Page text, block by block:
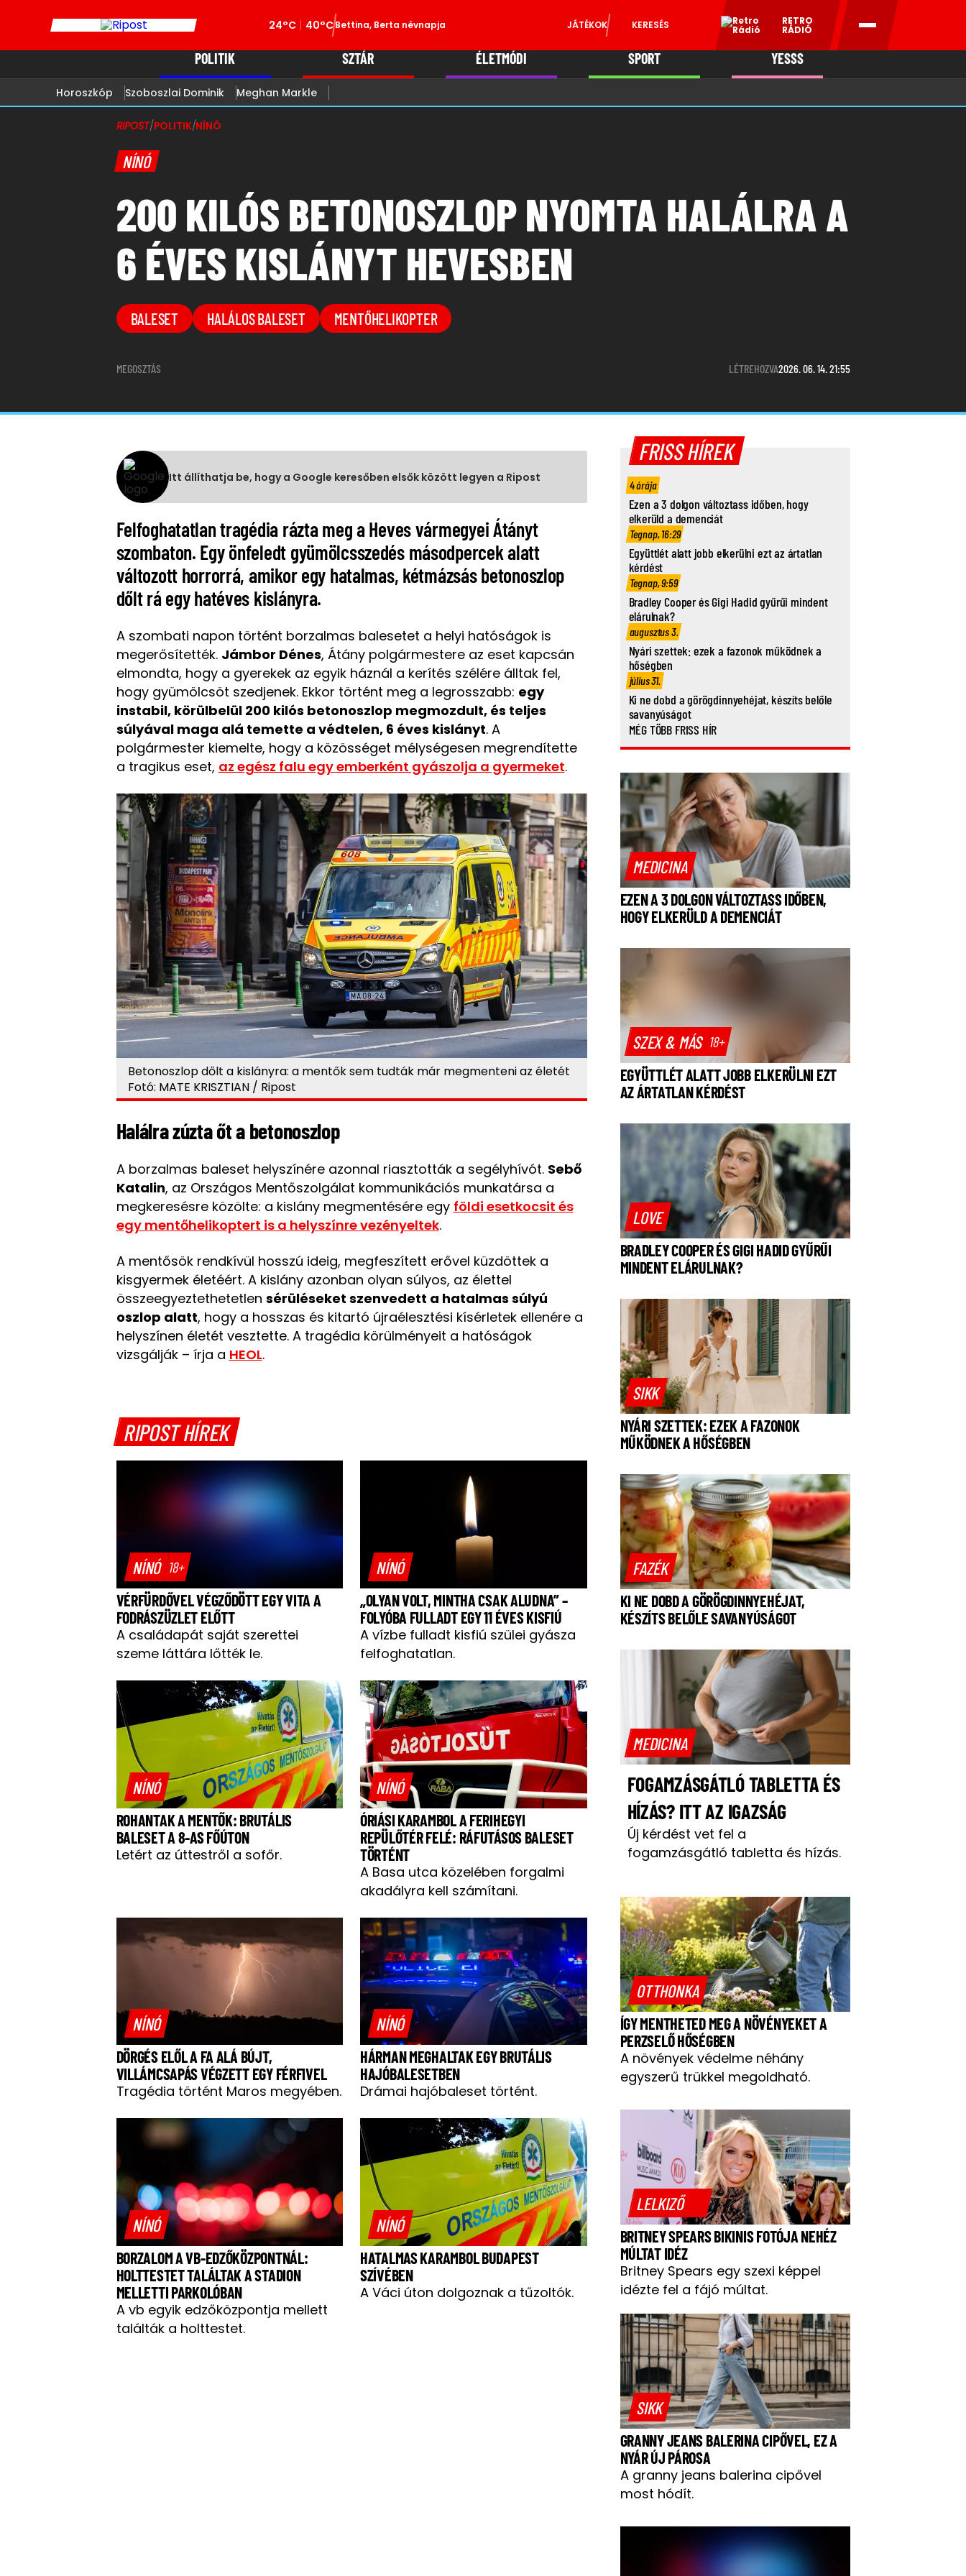
24°C 40°CBettina, Berta névnapja JÁTÉKOK KERESÉS RETRO
RÁDIÓ
POLITIK SZTÁR ÉLETMÓDI SPORT YESSS
Horoszkóp Szoboszlai Dominik Meghan Markle
RIPOST/POLITIK/NÍNÓ
NÍNÓ
200 KILÓS BETONOSZLOP NYOMTA HALÁLRA A
6 ÉVES KISLÁNYT HEVESBEN
BALESET HALÁLOS BALESET MENTŐHELIKOPTER
MEGOSZTÁS LÉTREHOZVA2026. 06. 14. 21:55
Itt állíthatja be, hogy a Google keresőben elsők között legyen a Ripost
Felfoghatatlan tragédia rázta meg a Heves vármegyei Átányt
szombaton. Egy önfeledt gyümölcsszedés másodpercek alatt
változott horrorrá, amikor egy hatalmas, kétmázsás betonoszlop
dőlt rá egy hatéves kislányra.
A szombati napon történt borzalmas balesetet a helyi hatóságok is
megerősítették. Jámbor Dénes, Átány polgármestere az eset kapcsán
elmondta, hogy a gyerekek az egyik háznál a kerítés szélére álltak fel,
hogy gyümölcsöt szedjenek. Ekkor történt meg a legrosszabb: egy
instabil, körülbelül 200 kilós betonoszlop megmozdult, és teljes
súlyával maga alá temette a védtelen, 6 éves kislányt. A
polgármester kiemelte, hogy a közösséget mélységesen megrendítette
a tragikus eset, az egész falu egy emberként gyászolja a gyermeket.
Betonoszlop dőlt a kislányra: a mentők sem tudták már megmenteni az életét
Fotó: MATE KRISZTIAN / Ripost
Halálra zúzta őt a betonoszlop
A borzalmas baleset helyszínére azonnal riasztották a segélyhívót. Sebő
Katalin, az Országos Mentőszolgálat kommunikációs munkatársa a
megkeresésre közölte: a kislány megmentésére egy földi esetkocsit és
egy mentőhelikoptert is a helyszínre vezényeltek.
A mentősök rendkívül hosszú ideig, megfeszített erővel küzdöttek a
kisgyermek életéért. A kislány azonban olyan súlyos, az élettel
összeegyeztethetetlen sérüléseket szenvedett a hatalmas súlyú
oszlop alatt, hogy a hosszas és kitartó újraélesztési kísérletek ellenére a
helyszínen életét vesztette. A tragédia körülményeit a hatóságok
vizsgálják – írja a HEOL.
RIPOST HÍREK
NÍNÓ 18+
VÉRFÜRDŐVEL VÉGZŐDÖTT EGY VITA A
FODRÁSZÜZLET ELŐTT
A családapát saját szerettei
szeme láttára lőtték le.
NÍNÓ
„OLYAN VOLT, MINTHA CSAK ALUDNA” –
FOLYÓBA FULLADT EGY 11 ÉVES KISFIÚ
A vízbe fulladt kisfiú szülei gyásza
felfoghatatlan.
NÍNÓ
ROHANTAK A MENTŐK: BRUTÁLIS
BALESET A 8-AS FŐÚTON
Letért az úttestről a sofőr.
NÍNÓ
ÓRIÁSI KARAMBOL A FERIHEGYI
REPÜLŐTÉR FELÉ: RÁFUTÁSOS BALESET
TÖRTÉNT
A Basa utca közelében forgalmi
akadályra kell számítani.
NÍNÓ
DÖRGÉS ELŐL A FA ALÁ BÚJT,
VILLÁMCSAPÁS VÉGZETT EGY FÉRFIVEL
Tragédia történt Maros megyében.
NÍNÓ
HÁRMAN MEGHALTAK EGY BRUTÁLIS
HAJÓBALESETBEN
Drámai hajóbaleset történt.
NÍNÓ
BORZALOM A VB-EDZŐKÖZPONTNÁL:
HOLTTESTET TALÁLTAK A STADION
MELLETTI PARKOLÓBAN
A vb egyik edzőközpontja mellett
találták a holttestet.
NÍNÓ
HATALMAS KARAMBOL BUDAPEST
SZÍVÉBEN
A Váci úton dolgoznak a tűzoltók.
FRISS HÍREK
4 órája
Ezen a 3 dolgon változtass időben, hogy
elkerüld a demenciát
Tegnap, 16:29
Együttlét alatt jobb elkerülni ezt az ártatlan
kérdést
Tegnap, 9:59
Bradley Cooper és Gigi Hadid gyűrűi mindent
elárulnak?
augusztus 3.
Nyári szettek: ezek a fazonok működnek a
hőségben
július 31.
Ki ne dobd a görögdinnyehéjat, készíts belőle
savanyúságot
MÉG TÖBB FRISS HÍR
MEDICINA
EZEN A 3 DOLGON VÁLTOZTASS IDŐBEN,
HOGY ELKERÜLD A DEMENCIÁT
SZEX & MÁS 18+
EGYÜTTLÉT ALATT JOBB ELKERÜLNI EZT
AZ ÁRTATLAN KÉRDÉST
LOVE
BRADLEY COOPER ÉS GIGI HADID GYŰRŰI
MINDENT ELÁRULNAK?
SIKK
NYÁRI SZETTEK: EZEK A FAZONOK
MŰKÖDNEK A HŐSÉGBEN
FAZÉK
KI NE DOBD A GÖRÖGDINNYEHÉJAT,
KÉSZÍTS BELŐLE SAVANYÚSÁGOT
MEDICINA
FOGAMZÁSGÁTLÓ TABLETTA ÉS
HÍZÁS? ITT AZ IGAZSÁG
Új kérdést vet fel a
fogamzásgátló tabletta és hízás.
OTTHONKA
ÍGY MENTHETED MEG A NÖVÉNYEKET A
PERZSELŐ HŐSÉGBEN
A növények védelme néhány
egyszerű trükkel megoldható.
LELKIZŐ
BRITNEY SPEARS BIKINIS FOTÓJA NEHÉZ
MÚLTAT IDÉZ
Britney Spears egy szexi képpel
idézte fel a fájó múltat.
SIKK
GRANNY JEANS BALERINA CIPŐVEL, EZ A
NYÁR ÚJ PÁROSA
A granny jeans balerina cipővel
most hódít.